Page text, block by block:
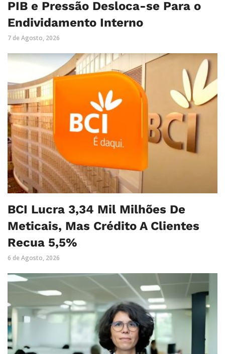
PIB e Pressão Desloca-se Para o
Endividamento Interno
7 de Agosto, 2026
BCI Lucra 3,34 Mil Milhões De
Meticais, Mas Crédito A Clientes
Recua 5,5%
6 de Agosto, 2026